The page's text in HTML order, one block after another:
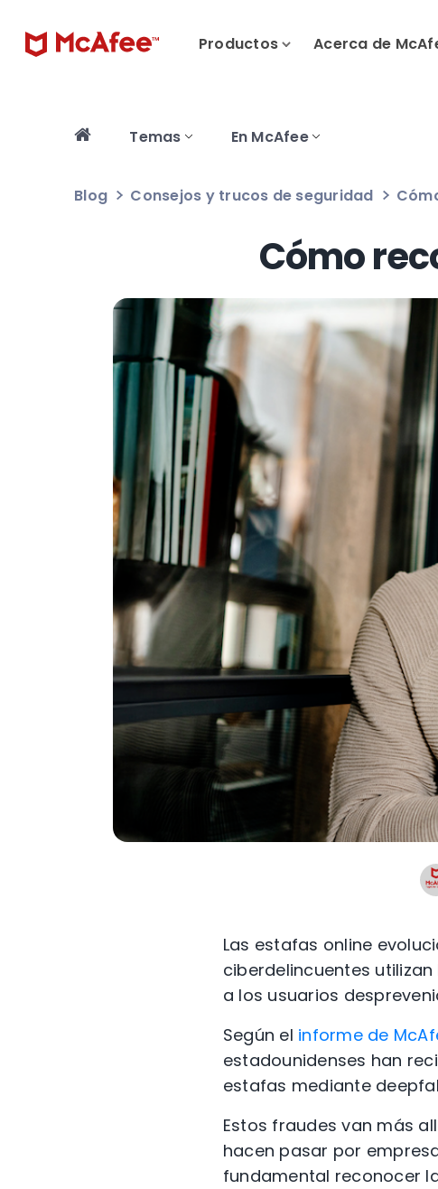
Productos Acerca de
Temas En McAfee
Blog Consejos y trucos de seguridad
Cómo
Las estafas online
ciberdelincuentes
a los usuarios
Según el informe de
estadounidenses han
estafas mediante
Estos fraudes van más
hacen pasar por
fundamental reconocer